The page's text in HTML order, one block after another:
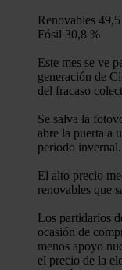
Renovables
Fósil 30,8 %
Este mes se ve
generación de
del fracaso
Se salva la
abre la puerta a
periodo invernal.
El alto precio
renovables que
Los partidarios
ocasión de
menos apoyo
el precio de la